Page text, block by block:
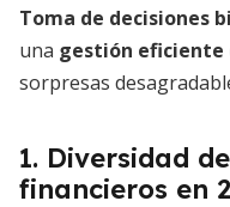
Toma de decisiones
una gestión eficiente
sorpresas
1. Diversidad
financieros en